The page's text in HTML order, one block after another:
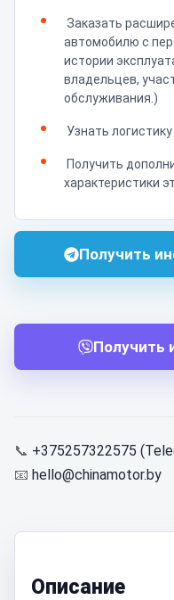
Заказать
автомобилю с
истории
владельцев,
обслуживания.)
Узнать
Получить
характеристики
Получить
Получить
📞 +375257322575
📧 hello@chinamotor.by
Описание